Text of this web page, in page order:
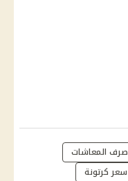
صرف المعاشات
سعر كرتونة